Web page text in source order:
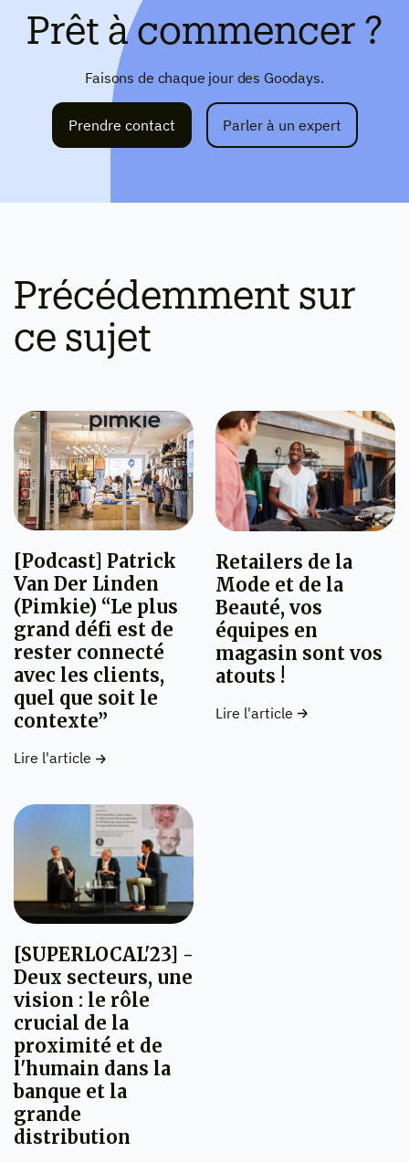
Prêt à commencer ?
Faisons de chaque jour des Goodays.
Prendre contact Parler à un expert
Précédemment sur
ce sujet
[Podcast] Patrick
Van Der Linden
(Pimkie) “Le plus
grand défi est de
rester connecté
avec les clients,
quel que soit le
contexte”
Lire l'article
Retailers de la
Mode et de la
Beauté, vos
équipes en
magasin sont vos
atouts !
Lire l'article
[SUPERLOCAL'23] -
Deux secteurs, une
vision : le rôle
crucial de la
proximité et de
l'humain dans la
banque et la
grande
distribution